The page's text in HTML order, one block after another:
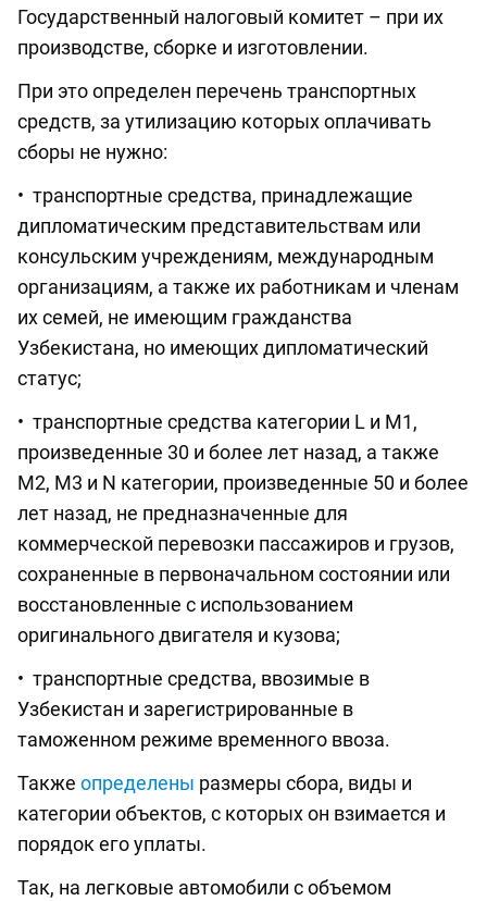
Государственный налоговый комитет – при их
производстве, сборке и изготовлении.
При это определен перечень транспортных
средств, за утилизацию которых оплачивать
сборы не нужно:
• транспортные средства, принадлежащие
дипломатическим представительствам или
консульским учреждениям, международным
организациям, а также их работникам и членам
их семей, не имеющим гражданства
Узбекистана, но имеющих дипломатический
статус;
• транспортные средства категории L и M1,
произведенные 30 и более лет назад, а также
M2, M3 и N категории, произведенные 50 и более
лет назад, не предназначенные для
коммерческой перевозки пассажиров и грузов,
сохраненные в первоначальном состоянии или
восстановленные с использованием
оригинального двигателя и кузова;
• транспортные средства, ввозимые в
Узбекистан и зарегистрированные в
таможенном режиме временного ввоза.
Также определены размеры сбора, виды и
категории объектов, с которых он взимается и
порядок его уплаты.
Так, на легковые автомобили с объемом